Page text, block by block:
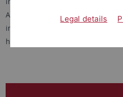
AnsprechpartnerInnen findet
in der
hiervon gibt es an der Info-Wand
Legal details